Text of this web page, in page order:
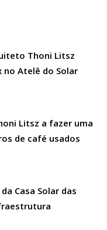
Thoni Litsz
no Atelê do Solar
Litsz a fazer uma
de café usados
Casa Solar das